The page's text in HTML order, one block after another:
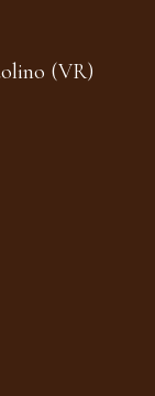
(VR)